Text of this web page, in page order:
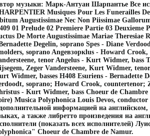
музыки: Марк-Антуан Шарпантье Все
Musiques Pour Les Funerailles
Augustissimae Nec Non Piissimae
01 Prelude 02 Premiere Partie 03 Deuxieme
De Morte Augustissimae Mariae Theresiae
Degelin, soprano Spes - Diane
soprano Angeвзоркlus - Howard
tenor Angelus - Kurt Widmer, bass
Zeger Vandersteene, Kurt Widmer,
Widmer, basses H408 Esuriens - Bernadette
soprano; Howard Crook, countertenor;
- Kurt Widmer, bass Choeur de
Musica Polyphonica Louis Devos,
информацией на
а также либретто произведения на
(показать всех исполнителей)
Choeur de Chambre de Namur.